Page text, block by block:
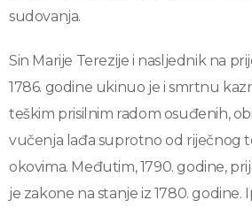
sudovanja.
Sin Marije Terezije i nasljednik na
1786. godine ukinuo je i smrtnu
teškim prisilnim radom osuđenih,
vučenja lađa suprotno od riječnog
okovima. Međutim, 1790. godine,
je zakone na stanje iz 1780. godine.